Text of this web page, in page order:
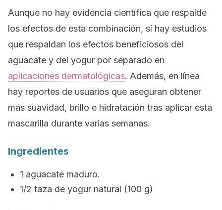
Aunque no hay evidencia científica que respalde
los efectos de esta combinación, sí hay estudios
que respaldan los efectos beneficiosos del
aguacate y del yogur por separado en
aplicaciones dermatológicas. Además, en línea
hay reportes de usuarios que aseguran obtener
más suavidad, brillo e hidratación tras aplicar esta
mascarilla durante varias semanas.
Ingredientes
1 aguacate maduro.
1/2 taza de yogur natural (100 g)